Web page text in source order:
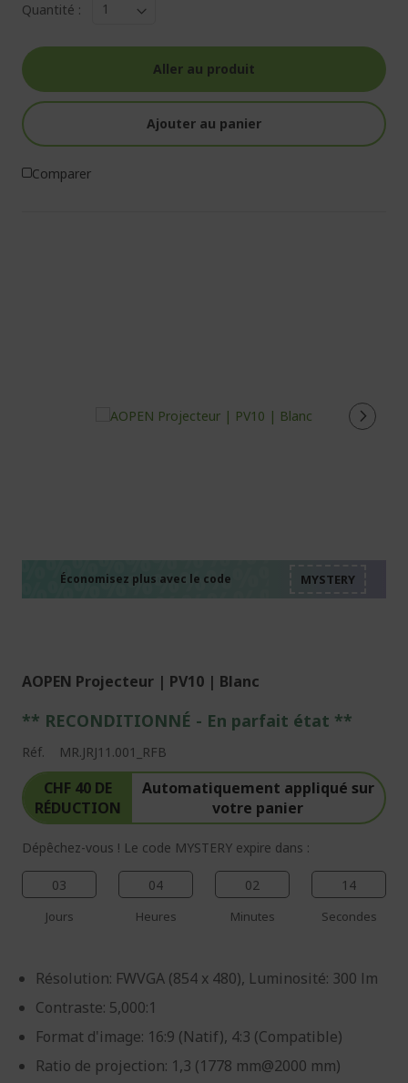
Quantité :
Aller au produit
Ajouter au panier
Comparer
Économisez plus avec le code
AOPEN Projecteur | PV10 | Blanc
** RECONDITIONNÉ - En parfait état **
Réf. MR.JRJ11.001_RFB
CHF 40 DE
RÉDUCTION
Automatiquement appliqué sur
votre panier
Dépêchez-vous ! Le code MYSTERY expire dans :
03
Jours
04
Heures
02
Minutes
13
Secondes
Résolution: FWVGA (854 x 480), Luminosité: 300 lm
Contraste: 5,000:1
Format d'image: 16:9 (Natif), 4:3 (Compatible)
Ratio de projection: 1,3 (1778 mm@2000 mm)